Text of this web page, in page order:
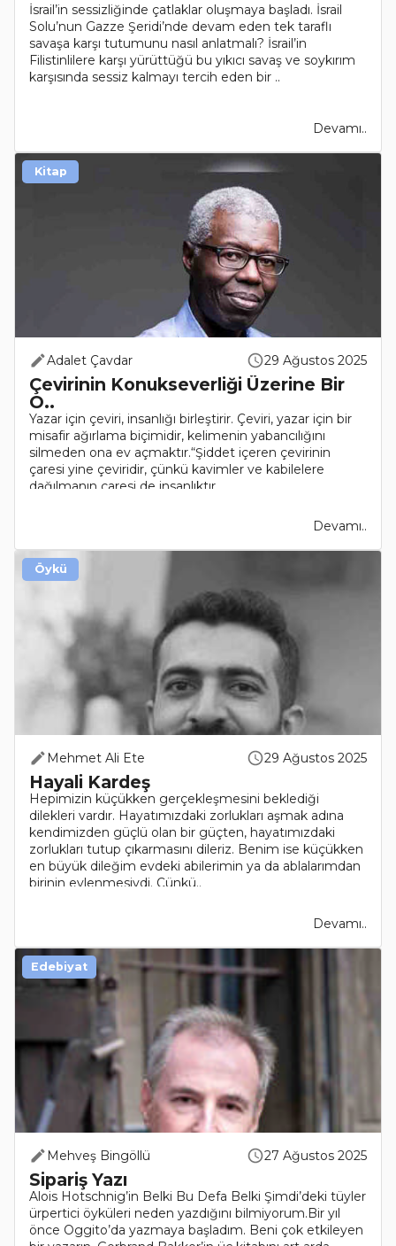
İsrail’in sessizliğinde çatlaklar oluşmaya başladı. İsrail
Solu’nun Gazze Şeridi’nde devam eden tek taraflı
savaşa karşı tutumunu nasıl anlatmalı? İsrail’in
Filistinlilere karşı yürüttüğü bu yıkıcı savaş ve soykırım
karşısında sessiz kalmayı tercih eden bir ..
Devamı..
Adalet Çavdar 29 Ağustos 2025
Çevirinin Konukseverliği Üzerine Bir
O..
Yazar için çeviri, insanlığı birleştirir. Çeviri, yazar için bir
misafir ağırlama biçimidir, kelimenin yabancılığını
silmeden ona ev açmaktır.“Şiddet içeren çevirinin
çaresi yine çeviridir, çünkü kavimler ve kabilelere
dağılmanın çaresi de insanlıktır..
Devamı..
Kitap
Mehmet Ali Ete 29 Ağustos 2025
Hayali Kardeş
Hepimizin küçükken gerçekleşmesini beklediği
dilekleri vardır. Hayatımızdaki zorlukları aşmak adına
kendimizden güçlü olan bir güçten, hayatımızdaki
zorlukları tutup çıkarmasını dileriz. Benim ise küçükken
en büyük dileğim evdeki abilerimin ya da ablalarımdan
birinin evlenmesiydi. Çünkü..
Devamı..
Öykü
Mehveş Bingöllü 27 Ağustos 2025
Sipariş Yazı
Alois Hotschnig’in Belki Bu Defa Belki Şimdi’deki tüyler
ürpertici öyküleri neden yazdığını bilmiyorum.Bir yıl
önce Oggito’da yazmaya başladım. Beni çok etkileyen
Edebiyat